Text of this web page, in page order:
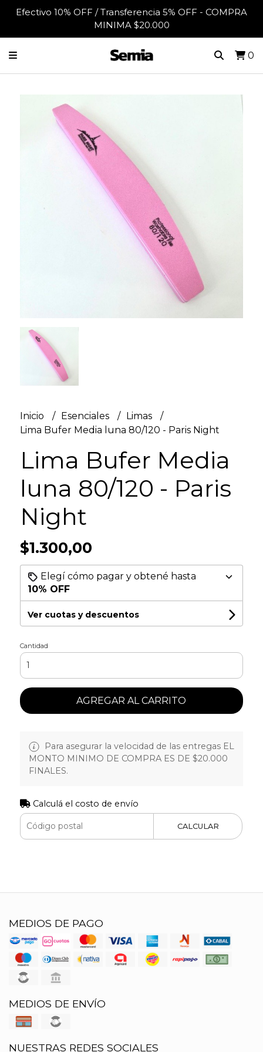
Efectivo 10% OFF / Transferencia 5% OFF - COMPRA
MINIMA $20.000
0
Inicio Esenciales
Limas
Lima Bufer Media luna 80/120 - Paris Night
Lima Bufer Media
luna 80/120 - Paris
Night
$1.300,00
Elegí cómo pagar y obtené hasta
10% OFF
Ver cuotas y descuentos
Cantidad
AGREGAR AL CARRITO
Para asegurar la velocidad de las entregas EL
MONTO MINIMO DE COMPRA ES DE $20.000
FINALES.
Calculá el costo de envío
CALCULAR
MEDIOS DE PAGO
MEDIOS DE ENVÍO
NUESTRAS REDES SOCIALES